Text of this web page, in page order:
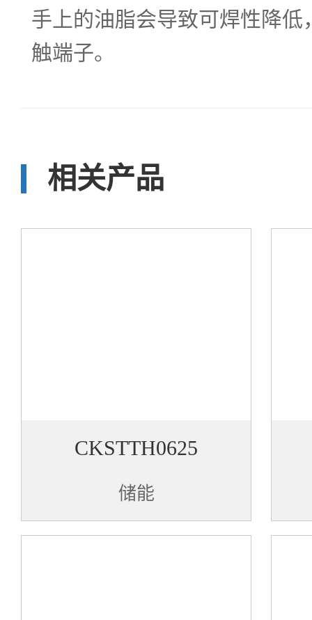
手上的油脂会导致可焊性降低
触端子。
相关产品
CKSTTH0625
储能